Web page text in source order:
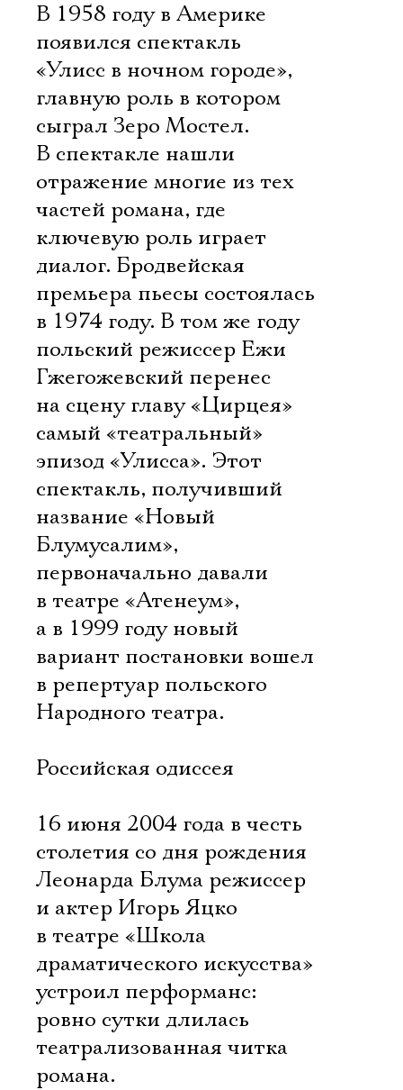
В 1958 году в Америке
появился спектакль
«Улисс в ночном городе»,
главную роль в котором
сыграл Зеро Мостел.
В спектакле нашли
отражение многие из тех
частей романа, где
ключевую роль играет
диалог. Бродвейская
премьера пьесы состоялась
в 1974 году. В том же году
польский режиссер Ежи
Гжегожевский перенес
на сцену главу «Цирцея» 
самый «театральный»
эпизод «Улисса». Этот
спектакль, получивший
название «Новый
Блумусалим»,
первоначально давали
в театре «Атенеум»,
а в 1999 году новый
вариант постановки вошел
в репертуар польского
Народного театра.
Российская одиссея
16 июня 2004 года в честь
столетия со дня рождения
Леонарда Блума режиссер
и актер Игорь Яцко
в театре «Школа
драматического искусства»
устроил перформанс:
ровно сутки длилась
театрализованная читка
романа.